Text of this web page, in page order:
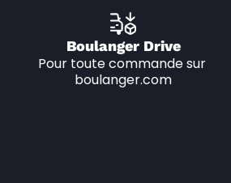
Boulanger Drive
Pour toute commande sur
boulanger.com